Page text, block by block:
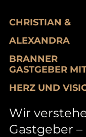
CHRISTIAN &
ALEXANDRA
BRANNER
GASTGEBER
HERZ UND
Wir
Gastgeber